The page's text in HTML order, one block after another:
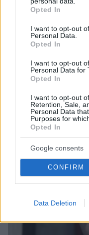
grant or deny consent
use your data for
consent section.
Opted In
I want to opt-out
Personal Data.
Opted In
I want to opt-out
Personal Data for
Opted In
I want to opt-out
Retention, Sale,
Personal Data
Purposes for
Opted In
Google consents
CONFIRM
Data Deletion
Πώς έγινε η
Μάλια: Βούτηξε
06.08.2026, 21:23